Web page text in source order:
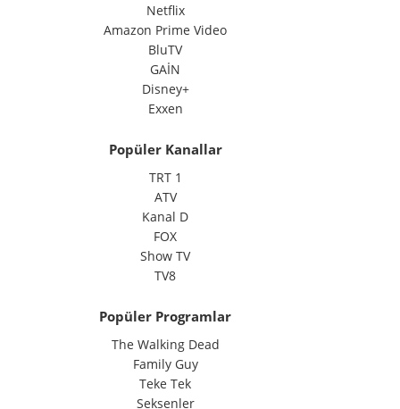
Netflix
Amazon Prime Video
BluTV
GAİN
Disney+
Exxen
Popüler Kanallar
TRT 1
ATV
Kanal D
FOX
Show TV
TV8
Popüler Programlar
The Walking Dead
Family Guy
Teke Tek
Seksenler